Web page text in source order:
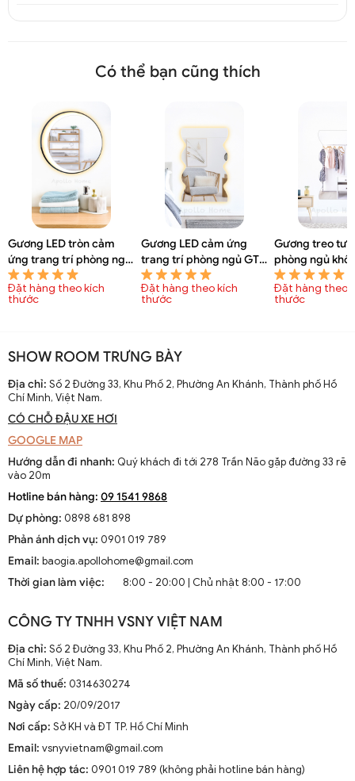
Có thể bạn cũng thích
Gương LED tròn cảm
ứng trang trí phòng ngủ
GTT 6095A
Đặt hàng theo kích
thước
Gương LED cảm ứng
trang trí phòng ngủ GTT
6093A
Đặt hàng theo kích
thước
Gương treo
phòng ngủ
GTT 6092A
Đặt hàng theo
thước
SHOW ROOM TRƯNG BÀY
Địa chỉ: Số 2 Đường 33, Khu Phố 2, Phường An Khánh, Thành phố Hồ
Chí Minh, Việt Nam.
CÓ CHỖ ĐẬU XE HƠI
GOOGLE MAP
Hướng dẫn đi nhanh: Quý khách đi tới 278 Trần Não gặp đường 33 rẽ
vào 20m
Hotline bán hàng: 09 1541 9868
Dự phòng: 0898 681 898
Phản ánh dịch vụ: 0901 019 789
Email: baogia.apollohome@gmail.com
Thời gian làm việc:
8:00 - 20:00 | Chủ nhật 8:00 - 17:00
CÔNG TY TNHH VSNY VIỆT NAM
Địa chỉ: Số 2 Đường 33, Khu Phố 2, Phường An Khánh, Thành phố Hồ
Chí Minh, Việt Nam.
Mã số thuế: 0314630274
Ngày cấp: 20/09/2017
Nơi cấp: Sở KH và ĐT TP. Hồ Chí Minh
Email: vsnyvietnam@gmail.com
Liên hệ hợp tác: 0901 019 789 (không phải hotline bán hàng)